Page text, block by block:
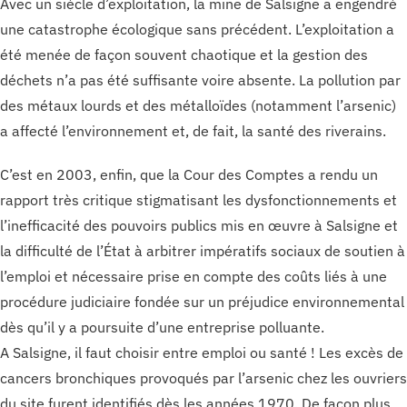
Avec un siècle d’exploitation, la mine de Salsigne a engendré
une catastrophe écologique sans précédent. L’exploitation a
été menée de façon souvent chaotique et la gestion des
déchets n’a pas été suffisante voire absente. La pollution par
des métaux lourds et des métalloïdes (notamment l’arsenic)
a affecté l’environnement et, de fait, la santé des riverains.
C’est en 2003, enfin, que la Cour des Comptes a rendu un
rapport très critique stigmatisant les dysfonctionnements et
l’inefficacité des pouvoirs publics mis en œuvre à Salsigne et
la difficulté de l’État à arbitrer impératifs sociaux de soutien à
l’emploi et nécessaire prise en compte des coûts liés à une
procédure judiciaire fondée sur un préjudice environnemental
dès qu’il y a poursuite d’une entreprise polluante.
A Salsigne, il faut choisir entre emploi ou santé ! Les excès de
cancers bronchiques provoqués par l’arsenic chez les ouvriers